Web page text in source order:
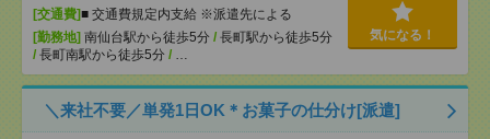
[交通費]■ 交通費規定内支給 ※派遣先による
[勤務地] 南仙台駅から徒歩5分 / 長町駅から徒歩5分
/ 長町南駅から徒歩5分 / …
気になる！
＼来社不要／単発1日OK＊お菓子の仕分け[派遣]